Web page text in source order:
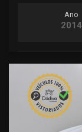
Ano
2014